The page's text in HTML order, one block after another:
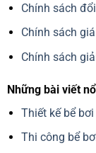
Chính sách
Chính sách
Chính sách
Những bài viết
Thiết kế bể bơi
Thi công bể